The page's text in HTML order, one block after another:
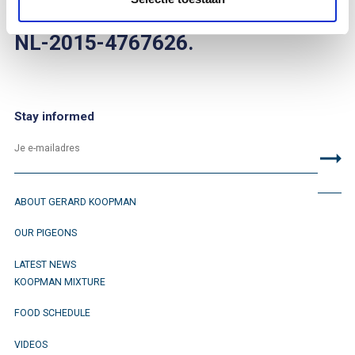
You can find her on bandnumber
NL-2015-4767626.
Stay informed
ABOUT GERARD KOOPMAN
OUR PIGEONS
LATEST NEWS
KOOPMAN MIXTURE
FOOD SCHEDULE
VIDEOS